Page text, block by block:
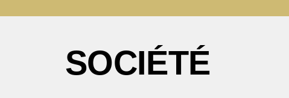
SOCIÉTÉ